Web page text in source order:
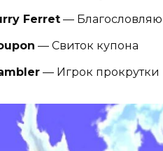
Ferret—
— Свиток купона
— Игрок прокрутки